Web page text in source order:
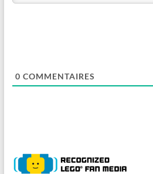
0 COMMENTAIRES